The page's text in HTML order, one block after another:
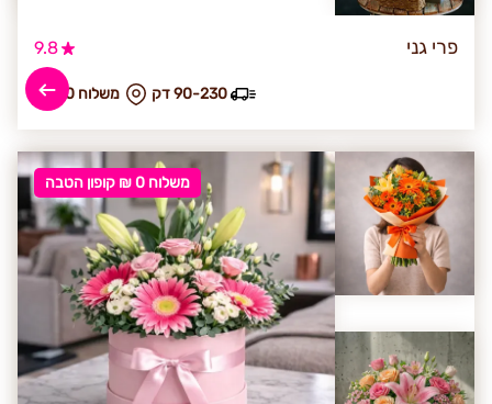
פרי גני 9.8
₪ משלוח 30 90-230 דק
משלוח 0 ₪ קופון הטבה